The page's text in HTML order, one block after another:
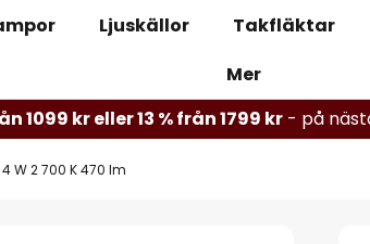
Ljuskällor Takfläktar
Mer
1099 kr eller 13 % från 1799 kr - på
W 2 700 K 470 lm